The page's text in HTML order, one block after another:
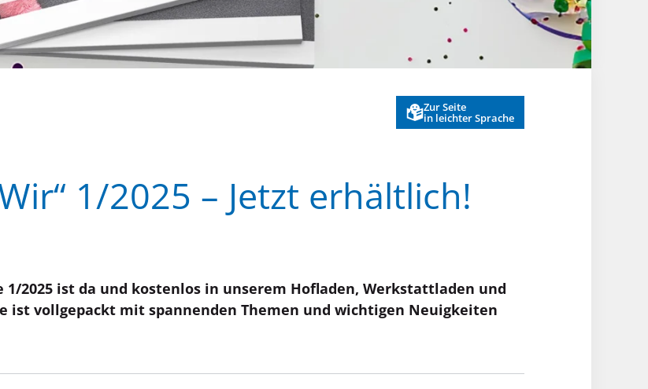
Zur Seite
in leichter Sprache
1/2025 – Jetzt erhältlich!
1/2025 ist da und kostenlos in unserem Hofladen, Werkstattladen und
ist vollgepackt mit spannenden Themen und wichtigen Neuigkeiten